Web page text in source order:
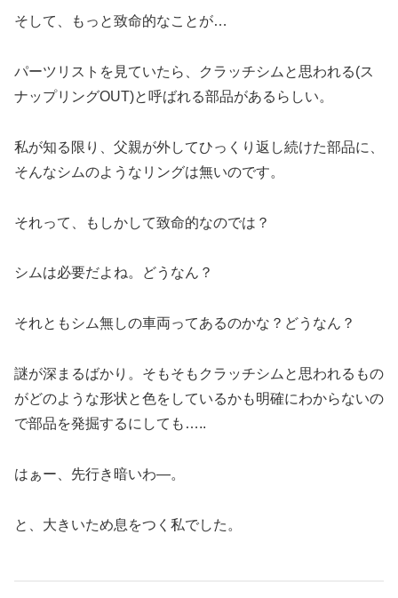
そして、もっと致命的なことが…
パーツリストを見ていたら、クラッチシムと思われる(ス
ナップリングOUT)と呼ばれる部品があるらしい。
私が知る限り、父親が外してひっくり返し続けた部品に、
そんなシムのようなリングは無いのです。
それって、もしかして致命的なのでは？
シムは必要だよね。どうなん？
それともシム無しの車両ってあるのかな？どうなん？
謎が深まるばかり。そもそもクラッチシムと思われるもの
がどのような形状と色をしているかも明確にわからないの
で部品を発掘するにしても…..
はぁー、先行き暗いわ―。
と、大きいため息をつく私でした。